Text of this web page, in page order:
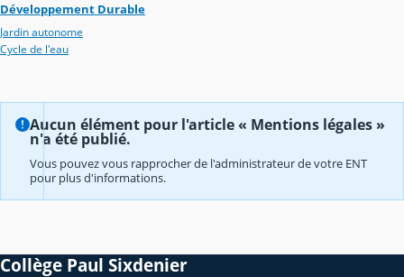
Développement Durable
Jardin autonome
Cycle de l'eau
Aucun élément pour l'article « Mentions légales »
n'a été publié.
Vous pouvez vous rapprocher de l'administrateur de votre ENT
pour plus d'informations.
Collège Paul Sixdenier